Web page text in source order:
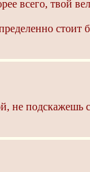
всего, твой
стоит
не подскажешь